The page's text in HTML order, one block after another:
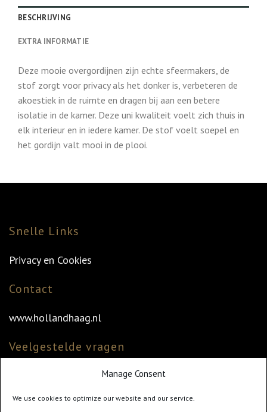
Manage Consent
We use cookies to optimize our website and our service.
BESCHRIJVING
EXTRA INFORMATIE
Deze mooie overgordijnen zijn echte sfeermakers, de
stof zorgt voor privacy als het donker is, verbeteren de
akoestiek in de ruimte en dragen bij aan een betere
isolatie in de kamer. Deze uni kwaliteit voelt zich thuis in
elk interieur en in iedere kamer. De stof voelt soepel en
het gordijn valt mooi in de plooi.
Snelle Links
Privacy en Cookies
Contact
www.hollandhaag.nl
Veelgestelde vragen
Veelgestelde vragen